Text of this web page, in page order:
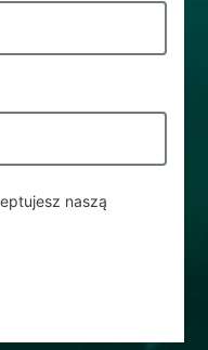
naszą